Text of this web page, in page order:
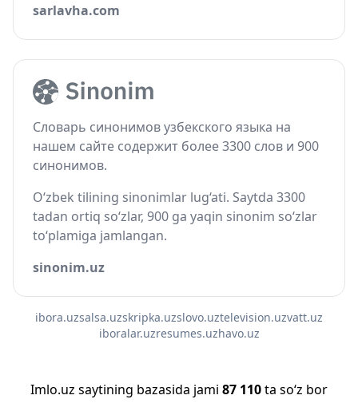
sarlavha.com
Словарь синонимов узбекского языка на
нашем сайте содержит более 3300 слов и 900
синонимов.
O‘zbek tilining sinonimlar lug‘ati. Saytda 3300
tadan ortiq so‘zlar, 900 ga yaqin sinonim so‘zlar
to‘plamiga jamlangan.
sinonim.uz
ibora.uzsalsa.uzskripka.uzslovo.uztelevision.uzvatt.uz
iboralar.uzresumes.uzhavo.uz
Imlo.uz saytining bazasida jami 87 110ta so‘z bor